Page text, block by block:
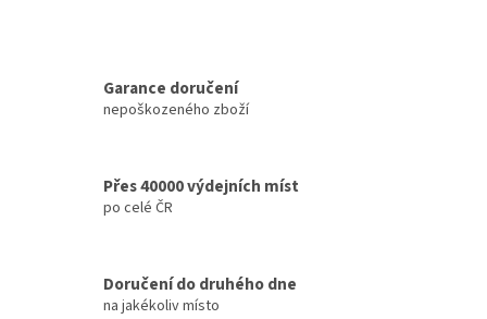
Garance doručení
nepoškozeného zboží
Přes 40000 výdejních míst
po celé ČR
Doručení do druhého dne
na jakékoliv místo